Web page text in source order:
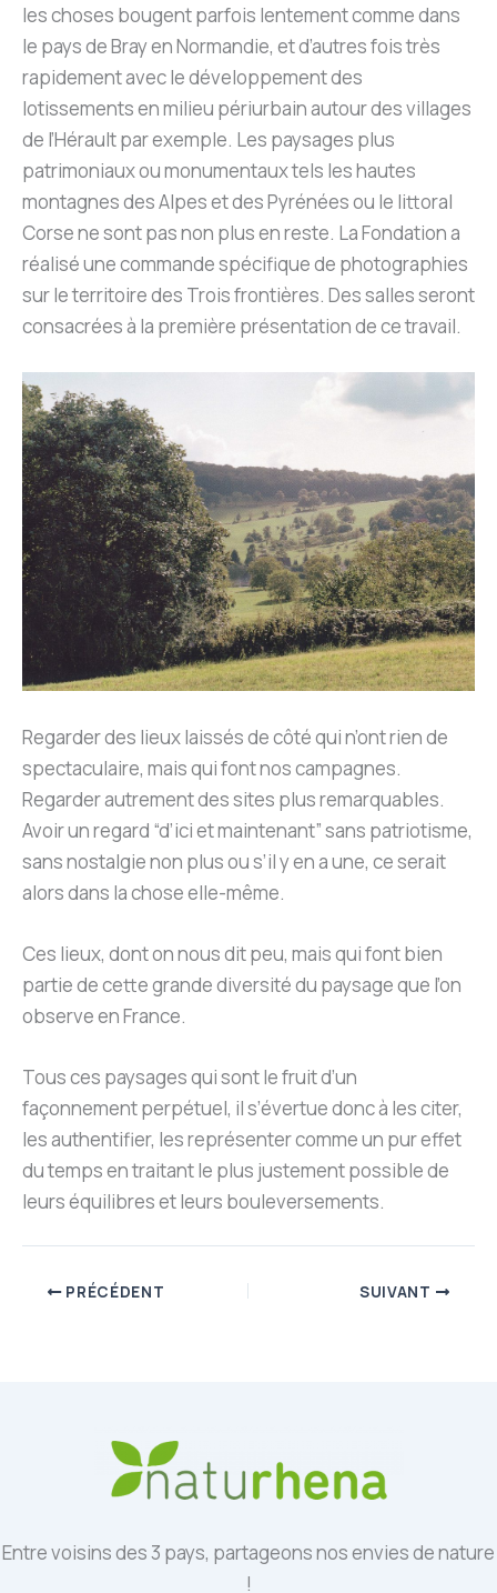
les choses bougent parfois lentement comme dans
le pays de Bray en Normandie, et d’autres fois très
rapidement avec le développement des
lotissements en milieu périurbain autour des villages
de l’Hérault par exemple. Les paysages plus
patrimoniaux ou monumentaux tels les hautes
montagnes des Alpes et des Pyrénées ou le littoral
Corse ne sont pas non plus en reste. La Fondation a
réalisé une commande spécifique de photographies
sur le territoire des Trois frontières. Des salles seront
consacrées à la première présentation de ce travail.
Regarder des lieux laissés de côté qui n’ont rien de
spectaculaire, mais qui font nos campagnes.
Regarder autrement des sites plus remarquables.
Avoir un regard “d’ici et maintenant” sans patriotisme,
sans nostalgie non plus ou s’il y en a une, ce serait
alors dans la chose elle-même.
Ces lieux, dont on nous dit peu, mais qui font bien
partie de cette grande diversité du paysage que l’on
observe en France.
Tous ces paysages qui sont le fruit d’un
façonnement perpétuel, il s’évertue donc à les citer,
les authentifier, les représenter comme un pur effet
du temps en traitant le plus justement possible de
leurs équilibres et leurs bouleversements.
PRÉCÉDENT SUIVANT
Entre voisins des 3 pays, partageons nos envies de nature
!